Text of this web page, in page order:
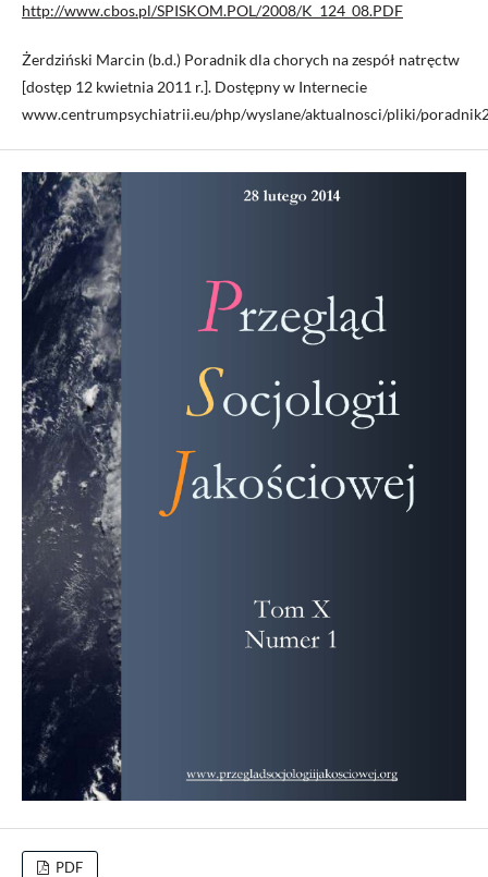
http://www.cbos.pl/SPISKOM.POL/2008/K_124_08.PDF
Żerdziński Marcin (b.d.) Poradnik dla chorych na zespół natręctw
[dostęp 12 kwietnia 2011 r.]. Dostępny w Internecie
www.centrumpsychiatrii.eu/php/wyslane/aktualnosci/pliki/
PDF